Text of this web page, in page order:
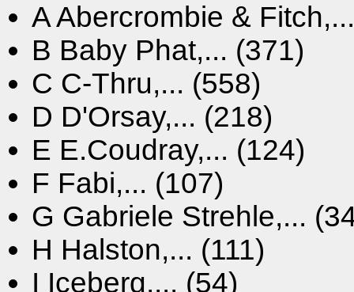
AAbercrombie &
B Baby Phat,... (371)
C C-Thru,... (558)
D D'Orsay,... (218)
E E.Coudray,... (124)
F Fabi,... (107)
G Gabriele Strehle,...
H Halston,... (111)
I Iceberg,... (54)